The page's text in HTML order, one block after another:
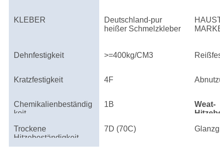
KLEBER
Deutschland-pur
heißer Schmelzkleber
Dehnfestigkeit >=400kg/CM3
Kratzfestigkeit 4F
Chemikalienbeständig
keit
1B
Weat-
Trockene
Hitzebeständigkeit
7D (70C)